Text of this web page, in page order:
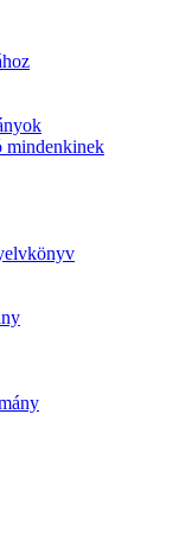
mindenkinek